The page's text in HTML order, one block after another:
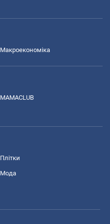
Макроекономіка
MAMACLUB
Плітки
Мода